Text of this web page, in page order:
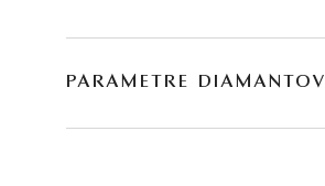
PARAMETRE DIAMANTOV